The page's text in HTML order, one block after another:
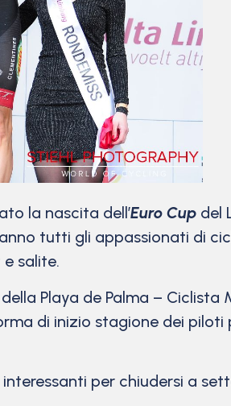
la nascita dell’Euro Cup del
tutti gli appassionati di
salite.
Playa de Palma –
di inizio stagione dei
per chiudersi a